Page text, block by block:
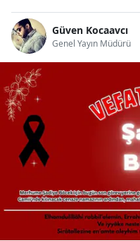
Güven Kocaavcı
Genel Yayın Müdürü